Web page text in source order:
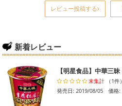
レビュー投稿する
新着レビュー
【明星食品】中華三
未集計 （1件）
発売日: 2019/08/05 価格: